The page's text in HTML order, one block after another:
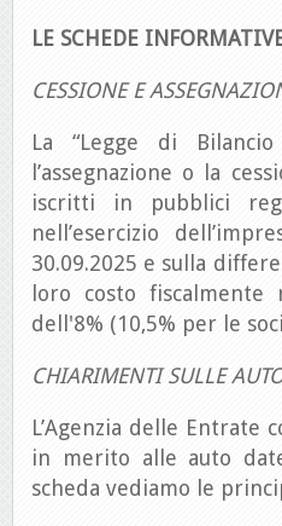
LE SCHEDE
CESSIONE E
La “Legge di
l’assegnazione o la
iscritti in pubblici
nell’esercizio
30.09.2025 e sulla
loro costo fiscalmente
dell'8% (10,5% per le
CHIARIMENTI SULLE
L’Agenzia delle
in merito alle auto
scheda vediamo le